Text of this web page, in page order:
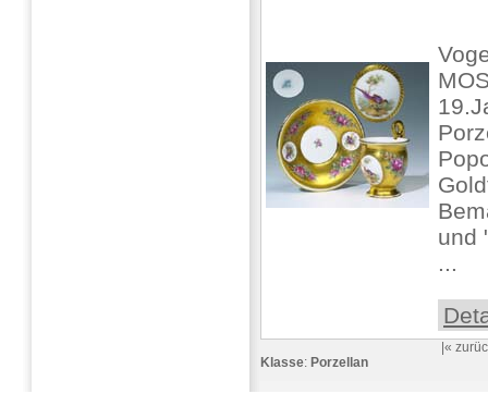
und
...
|«
Klasse: Porzellan